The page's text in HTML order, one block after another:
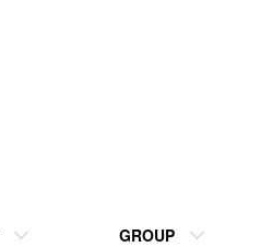
GROUP